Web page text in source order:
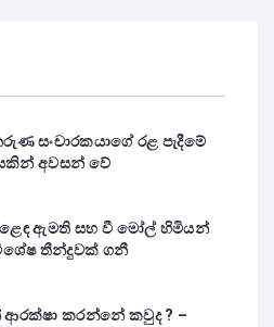
සංචාරකයාගේ රළ පැදීමේ
අවසන් වේ‍
ඇමති සහ වී මෝල් හිමියන්
තීන්දුවක් ගනී
කරන්නේ කවුද ? –